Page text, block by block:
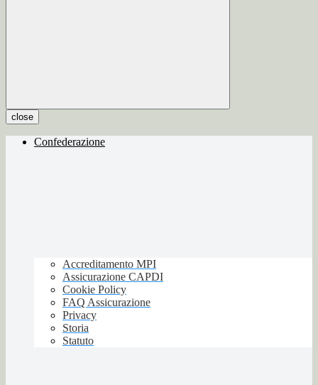
close
Confederazione
Accreditamento MPI
Assicurazione CAPDI
Cookie Policy
FAQ Assicurazione
Privacy
Storia
Statuto